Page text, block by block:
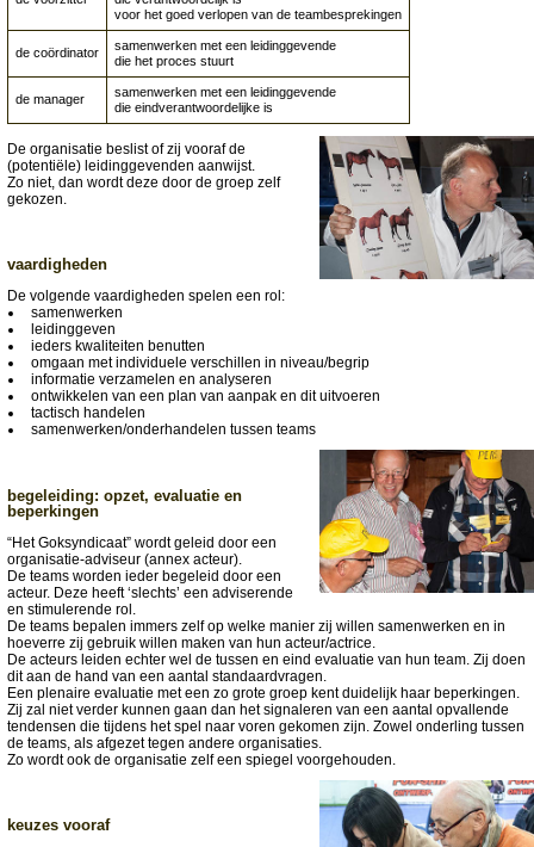
voor het goed verlopen van de teambesprekingen
de coördinator
samenwerken met een leidinggevende
die het proces stuurt
de manager
samenwerken met een leidinggevende
die eindverantwoordelijke is
De organisatie beslist of zij vooraf de
(potentiële) leidinggevenden aanwijst.
Zo niet, dan wordt deze door de groep zelf
gekozen.
vaardigheden
De volgende vaardigheden spelen een rol:
samenwerken
leidinggeven
ieders kwaliteiten benutten
omgaan met individuele verschillen in niveau/begrip
informatie verzamelen en analyseren
ontwikkelen van een plan van aanpak en dit uitvoeren
tactisch handelen
samenwerken/onderhandelen tussen teams
begeleiding: opzet, evaluatie en
beperkingen
“Het Goksyndicaat” wordt geleid door een
organisatie-adviseur (annex acteur).
De teams worden ieder begeleid door een
acteur. Deze heeft ‘slechts’ een adviserende
en stimulerende rol.
De teams bepalen immers zelf op welke manier zij willen samenwerken en in
hoeverre zij gebruik willen maken van hun acteur/actrice.
De acteurs leiden echter wel de tussen en eind evaluatie van hun team. Zij doen
dit aan de hand van een aantal standaardvragen.
Een plenaire evaluatie met een zo grote groep kent duidelijk haar beperkingen.
Zij zal niet verder kunnen gaan dan het signaleren van een aantal opvallende
tendensen die tijdens het spel naar voren gekomen zijn. Zowel onderling tussen
de teams, als afgezet tegen andere organisaties.
Zo wordt ook de organisatie zelf een spiegel voorgehouden.
keuzes vooraf